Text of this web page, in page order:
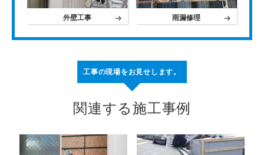
外壁工事 雨漏修理
工事の現場をお見せします。
関連する施工事例